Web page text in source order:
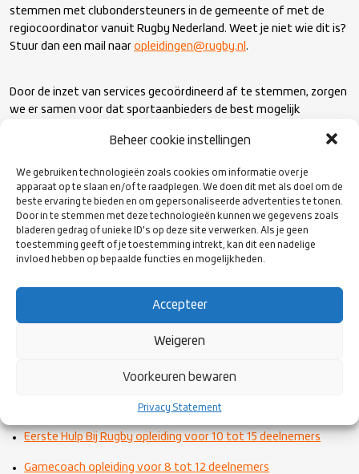
Beheer cookie instellingen
We gebruiken technologieën zoals cookies om informatie over je
apparaat op te slaan en/of te raadplegen. We doen dit met als doel om de
beste ervaring te bieden en om gepersonaliseerde advertenties te tonen.
Door in te stemmen met deze technologieën kunnen we gegevens zoals
bladeren gedrag of unieke ID's op deze site verwerken. Als je geen
toestemming geeft of je toestemming intrekt, kan dit een nadelige
invloed hebben op bepaalde functies en mogelijkheden.
Accepteer
Weigeren
Voorkeuren bewaren
Privacy Statement
stemmen met clubondersteuners in de gemeente of met de
regiocoordinator vanuit Rugby Nederland. Weet je niet wie dit is?
Stuur dan een mail naar opleidingen@rugby.nl .
Door de inzet van services gecoördineerd af te stemmen, zorgen
we er samen voor dat sportaanbieders de best mogelijk
ze terechtkunnen voor hulp en advies. Bij het beoordelen van de
plaatsvindt. Lees meer over sport- en beweegloketten .
Wijzigingen in het services-aanbod
In de afgelopen tijd is er een analyse gemaakt van het services-
aanbod. Dit heeft geleid toteen aantal wijzigingen
volledig online plaatsvonden. Er zijn ruim 200 services
beschikbaar om sportaanbieders te versterken. Hierbij de opties
Eerste Hulp Bij Rugby opleiding voor 10 tot 15 deelnemers
Gamecoach opleiding voor 8 tot 12 deelnemers